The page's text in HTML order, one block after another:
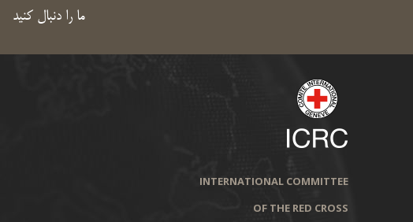
ما را دنبال کنید
INTERNATIONAL COMMITTEE
OF THE RED CROSS